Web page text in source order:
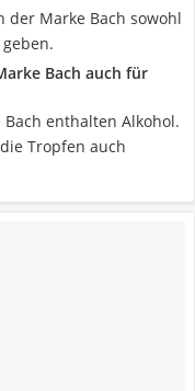
der Marke Bach sowohl
Bach auch für
Bach enthalten Alkohol.
Tropfen auch